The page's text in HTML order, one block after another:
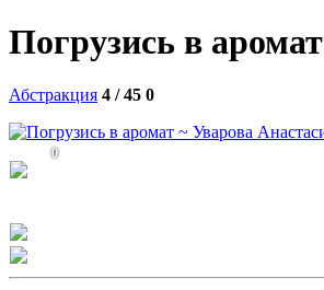
Погрузись в аромат
Абстракция 4 / 45 0
0